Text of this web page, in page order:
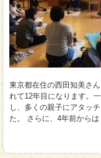
東京都在住の西田知美さ
れて12年目になります。
し、多くの親子にアタッ
た。 さらに、4年前からは